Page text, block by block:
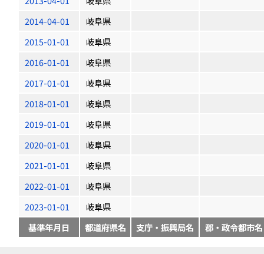
2014-04-01
岐阜県
2015-01-01
岐阜県
2016-01-01
岐阜県
2017-01-01
岐阜県
2018-01-01
岐阜県
2019-01-01
岐阜県
2020-01-01
岐阜県
2021-01-01
岐阜県
2022-01-01
岐阜県
2023-01-01
岐阜県
基準年月日
都道府県名 支庁・振興局名 郡・政令都市名